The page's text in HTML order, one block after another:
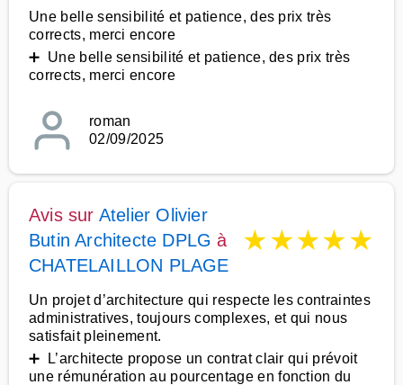
Une belle sensibilité et patience, des prix très
corrects, merci encore
➕ Une belle sensibilité et patience, des prix très
corrects, merci encore
roman
02/09/2025
Avis sur Atelier Olivier
Butin Architecte DPLG à
CHATELAILLON PLAGE
★★★★★
Un projet d’architecture qui respecte les contraintes
administratives, toujours complexes, et qui nous
satisfait pleinement.
➕ L’architecte propose un contrat clair qui prévoit
une rémunération au pourcentage en fonction du